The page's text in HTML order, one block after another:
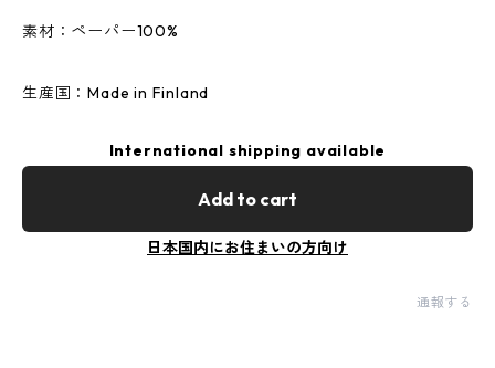
素材：ペーパー100%
生産国：Made in Finland
International shipping available
Add to cart
日本国内にお住まいの方向け
通報する